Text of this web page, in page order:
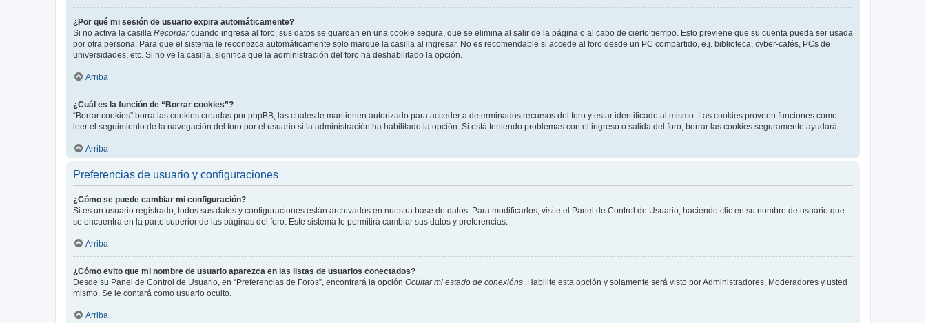
¿Por qué mi sesión de usuario expira automáticamente?
Si no activa la casilla Recordarcuando ingresa al foro, sus datos se guardan en una cookie segura, que se elimina al salir de la página o al cabo de cierto tiempo. Esto previene que su cuenta pueda ser usada
por otra persona. Para que el sistema le reconozca automáticamente solo marque la casilla al ingresar. No es recomendable si accede al foro desde un PC compartido, e.j. biblioteca, cyber-cafés, PCs de
universidades, etc. Si no ve la casilla, significa que la administración del foro ha deshabilitado la opción.
Arriba
¿Cuál es la función de “Borrar cookies”?
“Borrar cookies” borra las cookies creadas por phpBB, las cuales le mantienen autorizado para acceder a determinados recursos del foro y estar identificado al mismo. Las cookies proveen funciones como
leer el seguimiento de la navegación del foro por el usuario si la administración ha habilitado la opción. Si está teniendo problemas con el ingreso o salida del foro, borrar las cookies seguramente ayudará.
Arriba
Preferencias de usuario y configuraciones
¿Cómo se puede cambiar mi configuración?
Si es un usuario registrado, todos sus datos y configuraciones están archivados en nuestra base de datos. Para modificarlos, visite el Panel de Control de Usuario; haciendo clic en su nombre de usuario que
se encuentra en la parte superior de las páginas del foro. Este sistema le permitirá cambiar sus datos y preferencias.
Arriba
¿Cómo evito que mi nombre de usuario aparezca en las listas de usuarios conectados?
Desde su Panel de Control de Usuario, en “Preferencias de Foros”, encontrará la opción Ocultar mi estado de conexións . Habilite esta opción y solamente será visto por Administradores, Moderadores y usted
mismo. Se le contará como usuario oculto.
Arriba